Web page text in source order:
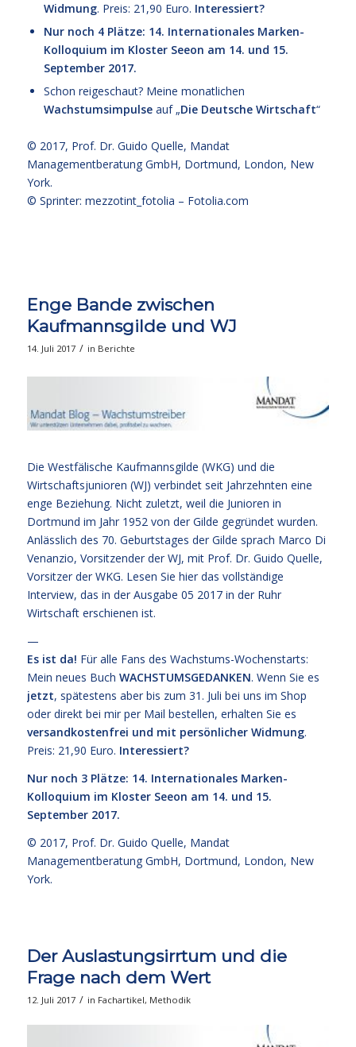
Widmung. Preis: 21,90 Euro. Interessiert?
Nur noch 4 Plätze: 14. Internationales Marken-
Kolloquium im Kloster Seeon am 14. und 15.
September 2017.
Schon reigeschaut? Meine monatlichen
Wachstumsimpulseauf „Die Deutsche Wirtschaft“
© 2017, Prof. Dr. Guido Quelle, Mandat
Managementberatung GmbH, Dortmund, London, New
York.
© Sprinter: mezzotint_fotolia – Fotolia.com
Enge Bande zwischen
Kaufmannsgilde und WJ
14. Juli 2017 / in Berichte
Die Westfälische Kaufmannsgilde (WKG) und die
Wirtschaftsjunioren (WJ) verbindet seit Jahrzehnten eine
enge Beziehung. Nicht zuletzt, weil die Junioren in
Dortmund im Jahr 1952 von der Gilde gegründet wurden.
Anlässlich des 70. Geburtstages der Gilde sprach Marco Di
Venanzio, Vorsitzender der WJ, mit Prof. Dr. Guido Quelle,
Vorsitzer der WKG. Lesen Sie hier das vollständige
Interview, das in der Ausgabe 05 2017 in der Ruhr
Wirtschaft erschienen ist.
—
Es ist da! Für alle Fans des Wachstums-Wochenstarts:
Mein neues Buch WACHSTUMSGEDANKEN. Wenn Sie es
jetzt, spätestens aber bis zum 31. Juli bei uns im Shop
oder direkt bei mir per Mail bestellen, erhalten Sie es
versandkostenfrei und mit persönlicher Widmung.
Preis: 21,90 Euro. Interessiert?
Nur noch 3 Plätze: 14. Internationales Marken-
Kolloquium im Kloster Seeon am 14. und 15.
September 2017.
© 2017, Prof. Dr. Guido Quelle, Mandat
Managementberatung GmbH, Dortmund, London, New
York.
Der Auslastungsirrtum und die
Frage nach dem Wert
12. Juli 2017 / in Fachartikel, Methodik